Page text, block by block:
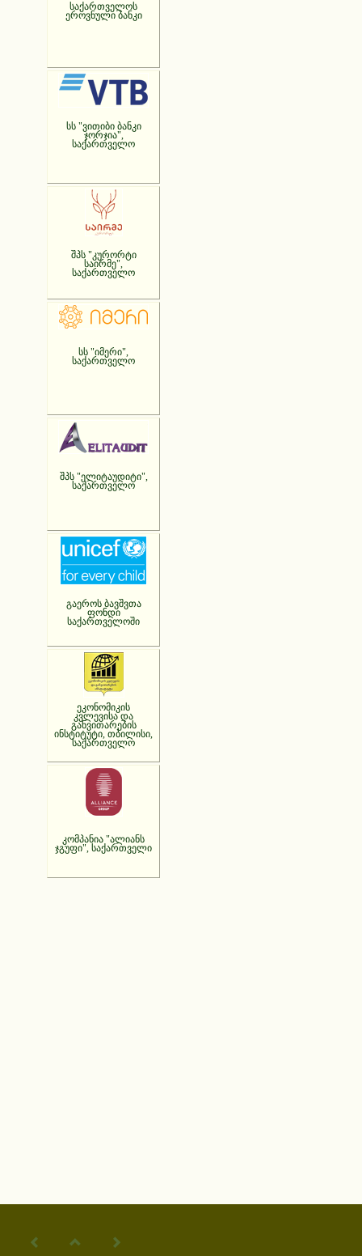
საქართველოს
ეროვნული ბანკი
სს "ვითიბი ბანკი
ჯორჯია",
საქართველო
შპს "კურორტი
საირმე",
საქართველო
სს "იმერი",
საქართველო
შპს "ელიტაუდიტი",
საქართველო
გაეროს ბავშვთა
ფონდი
საქართველოში
ეკონომიკის
კვლევისა და
განვითარების
ინსტიტუტი, თბილისი,
საქართველო
კომპანია "ალიანს
ჯგუფი", საქართველი